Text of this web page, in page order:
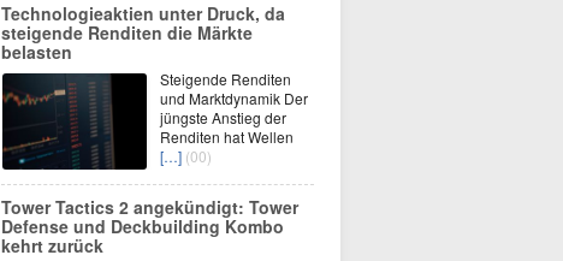
Technologieaktien unter Druck, da
steigende Renditen die Märkte
belasten
Steigende Renditen
und Marktdynamik Der
jüngste Anstieg der
Renditen hat Wellen
[…] (00)
Tower Tactics 2 angekündigt: Tower
Defense und Deckbuilding Kombo
kehrt zurück